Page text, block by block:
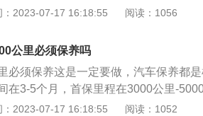
的不同，厂家的要求也会有所不同。
以5000公里不需要保养。比亚迪官方
公里。在这种情况下，5000公里不
根据实际情况来分析。此外，不同的
严重影响保养时间。
：2023-07-17 16:18:55 阅读：1056
公里必须保养吗
必须保养这是一定要做，汽车保养都
在3-5个月，首保里程在3000公里-
取决于车辆的具体技术情况存在差异
：2023-07-17 16:18:55 阅读：1052